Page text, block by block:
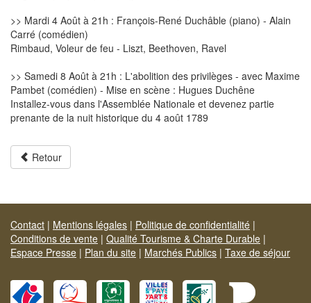
>> Mardi 4 Août à 21h : François-René Duchâble (piano) - Alain
Carré (comédien)
Rimbaud, Voleur de feu - Liszt, Beethoven, Ravel
>> Samedi 8 Août à 21h : L'abolition des privilèges - avec Maxime
Pambet (comédien) - Mise en scène : Hugues Duchêne
Installez-vous dans l'Assemblée Nationale et devenez partie
prenante de la nuit historique du 4 août 1789
Retour
Contact | Mentions légales | Politique de confidentialité |
Conditions de vente | Qualité Tourisme & Charte Durable |
Espace Presse | Plan du site | Marchés Publics | Taxe de séjour